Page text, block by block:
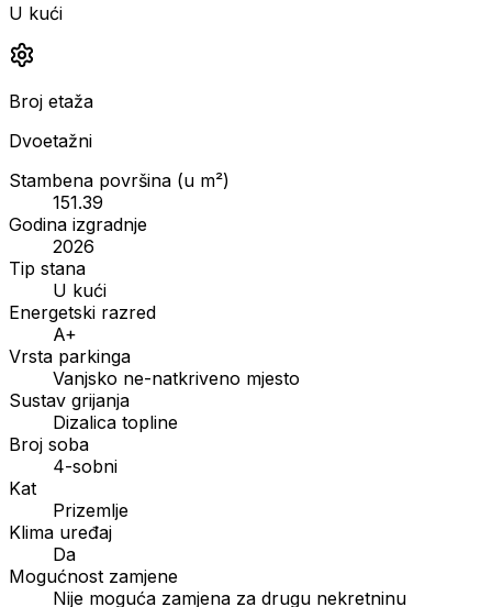
U kući
Broj etaža
Dvoetažni
Stambena površina (u m²)
151.39
Godina izgradnje
2026
Tip stana
U kući
Energetski razred
A+
Vrsta parkinga
Vanjsko ne-natkriveno mjesto
Sustav grijanja
Dizalica topline
Broj soba
4-sobni
Kat
Prizemlje
Klima uređaj
Da
Mogućnost zamjene
Nije moguća zamjena za drugu nekretninu